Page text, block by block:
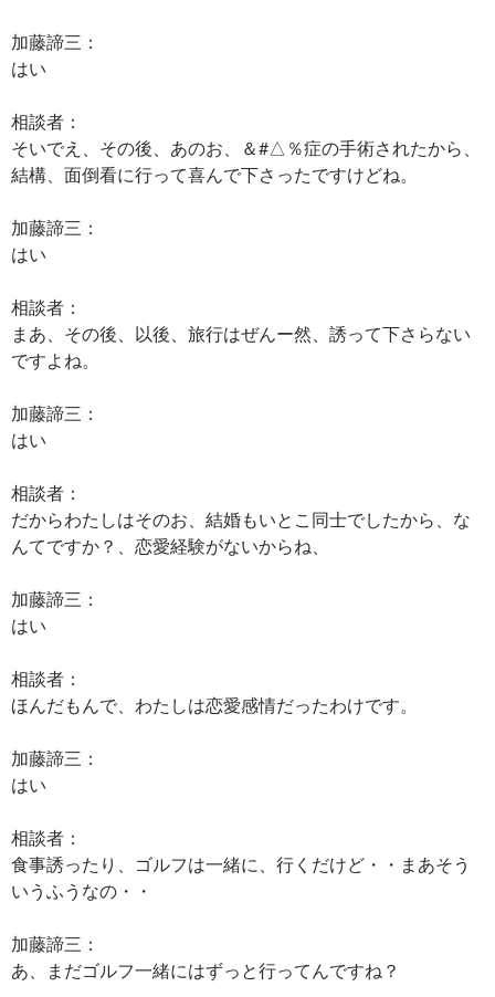
加藤諦三：
はい
相談者：
そいでえ、その後、あのお、＆#△％症の手術されたから、
結構、面倒看に行って喜んで下さったですけどね。
加藤諦三：
はい
相談者：
まあ、その後、以後、旅行はぜんー然、誘って下さらない
ですよね。
加藤諦三：
はい
相談者：
だからわたしはそのお、結婚もいとこ同士でしたから、な
んてですか？、恋愛経験がないからね、
加藤諦三：
はい
相談者：
ほんだもんで、わたしは恋愛感情だったわけです。
加藤諦三：
はい
相談者：
食事誘ったり、ゴルフは一緒に、行くだけど・・まあそう
いうふうなの・・
加藤諦三：
あ、まだゴルフ一緒にはずっと行ってんですね？